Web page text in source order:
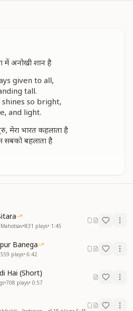
में अनोखी शान है
given to all,
tall.
shines so bright,
and light.
मेरा भारत कहलाता है
सबको बहलाता है
the world’s guide,
सी मुस्कान है
में अनोखी शान है
with grace,
we embrace.
so bright,
and light.
भी मिलकर सब रहते हैं
अपना भगवान भी कहते हैं
•831 plays• 1:45
Banega
559 plays• 6:42
Hai (Short)
•708 plays• 0:57